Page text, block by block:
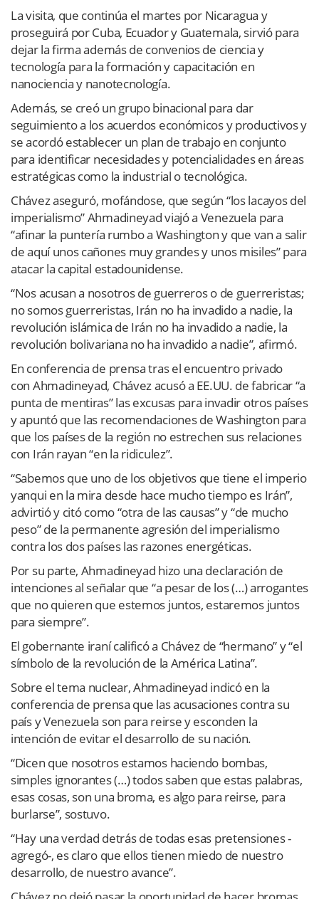
La visita, que continúa el martes por Nicaragua y
proseguirá por Cuba, Ecuador y Guatemala, sirvió para
dejar la firma además de convenios de ciencia y
tecnología para la formación y capacitación en
nanociencia y nanotecnología.
Además, se creó un grupo binacional para dar
seguimiento a los acuerdos económicos y productivos y
se acordó establecer un plan de trabajo en conjunto
para identificar necesidades y potencialidades en áreas
estratégicas como la industrial o tecnológica.
Chávez aseguró, mofándose, que según “los lacayos del
imperialismo” Ahmadineyad viajó a Venezuela para
“afinar la puntería rumbo a Washington y que van a salir
de aquí unos cañones muy grandes y unos misiles” para
atacar la capital estadounidense.
“Nos acusan a nosotros de guerreros o de guerreristas;
no somos guerreristas, Irán no ha invadido a nadie, la
revolución islámica de Irán no ha invadido a nadie, la
revolución bolivariana no ha invadido a nadie”, afirmó.
En conferencia de prensa tras el encuentro privado
con Ahmadineyad, Chávez acusó a EE.UU. de fabricar “a
punta de mentiras” las excusas para invadir otros países
y apuntó que las recomendaciones de Washington para
que los países de la región no estrechen sus relaciones
con Irán rayan “en la ridiculez”.
“Sabemos que uno de los objetivos que tiene el imperio
yanqui en la mira desde hace mucho tiempo es Irán”,
advirtió y citó como “otra de las causas” y “de mucho
peso” de la permanente agresión del imperialismo
contra los dos países las razones energéticas.
Por su parte, Ahmadineyad hizo una declaración de
intenciones al señalar que “a pesar de los (…) arrogantes
que no quieren que estemos juntos, estaremos juntos
para siempre”.
El gobernante iraní calificó a Chávez de “hermano” y “el
símbolo de la revolución de la América Latina”.
Sobre el tema nuclear, Ahmadineyad indicó en la
conferencia de prensa que las acusaciones contra su
país y Venezuela son para reirse y esconden la
intención de evitar el desarrollo de su nación.
“Dicen que nosotros estamos haciendo bombas,
simples ignorantes (…) todos saben que estas palabras,
esas cosas, son una broma, es algo para reirse, para
burlarse”, sostuvo.
“Hay una verdad detrás de todas esas pretensiones -
agregó-, es claro que ellos tienen miedo de nuestro
desarrollo, de nuestro avance”.